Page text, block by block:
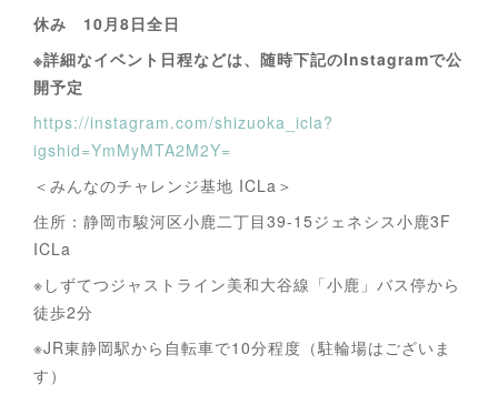
休み 10月8日全日
※詳細なイベント日程などは、随時下記のInstagramで公
開予定
https://instagram.com/shizuoka_icla?
igshid=YmMyMTA2M2Y=
＜みんなのチャレンジ基地 ICLa＞
住所：静岡市駿河区小鹿二丁目39-15ジェネシス小鹿3F
ICLa
※しずてつジャストライン美和大谷線「小鹿」バス停から
徒歩2分
※JR東静岡駅から自転車で10分程度（駐輪場はございま
す）